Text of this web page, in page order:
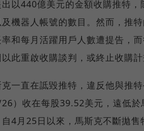
以440億美元的金額收購推特
機器人帳號的數目。然而，推
和每月活躍用戶人數遭提告，
此重啟收購談判，或終止收購計
一直在詆毀推特，違反他與推
）收在每股39.52美元，遠低於
4月25日以來，馬斯克不斷拋